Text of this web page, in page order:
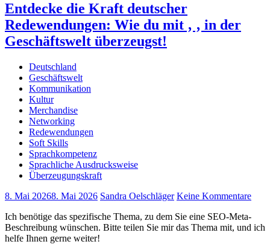
Entdecke die Kraft deutscher
Redewendungen: Wie du mit ‚ ‚ in der
Geschäftswelt überzeugst!
Deutschland
Geschäftswelt
Kommunikation
Kultur
Merchandise
Networking
Redewendungen
Soft Skills
Sprachkompetenz
Sprachliche Ausdrucksweise
Überzeugungskraft
8. Mai 20268. Mai 2026 Sandra Oelschläger Keine Kommentare
Ich benötige das spezifische Thema, zu dem Sie eine SEO-Meta-
Beschreibung wünschen. Bitte teilen Sie mir das Thema mit, und ich
helfe Ihnen gerne weiter!